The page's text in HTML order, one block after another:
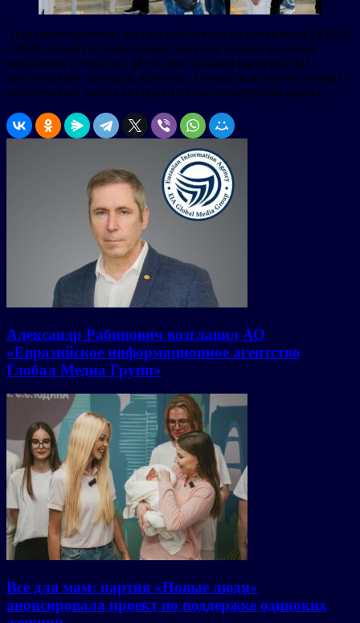
Экскурсия включала закулисный взгляд на суперзавод SERES
с 3000 совместно работающих роботов (самый высокий
показатель в отрасли). Интеллектуальная проверка ИИ
обеспечивает контроль качества, а передовая робототехника
обеспечивает точность сборки на миллиметровом уровне.
Александр Рабинович возглавил АО
«Евразийское информационное агентство
Глобал Медиа Групп»
Все для мам: партия «Новые люди»
анонсировала проект по поддержке одиноких